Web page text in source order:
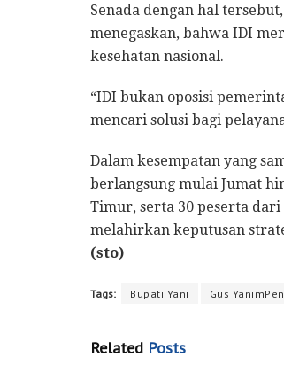
Senada dengan hal
menegaskan, bahwa IDI
kesehatan nasional.
“IDI bukan oposisi
mencari solusi bagi
Dalam kesempatan yang
berlangsung mulai Jumat
Timur, serta 30 peserta
melahirkan keputusan
(sto)
Tags: Bupati Yani Gus
Related Posts